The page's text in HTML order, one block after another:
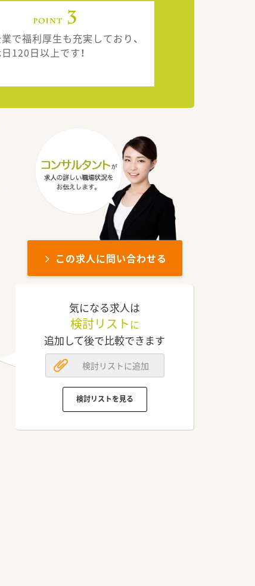
で福利厚生も充実しており、
120日以上です！
この求人に問い合わせる
気になる求人は
検討リスト に
追加して後で比較できます
検討リストに追加
検討リストを見る